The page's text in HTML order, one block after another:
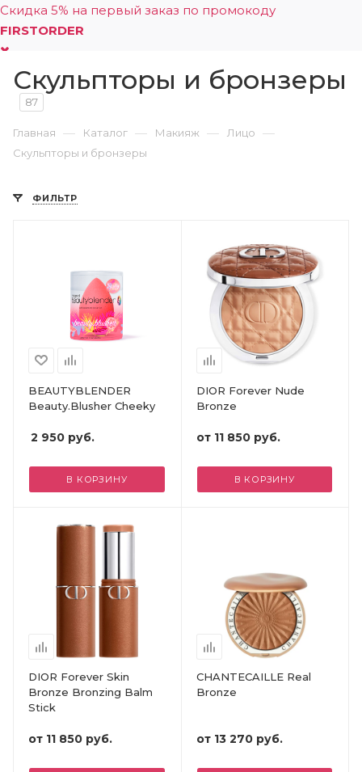
Скидка 5% на первый заказ по промокоду
FIRSTORDER
0
Скульпторы и бронзеры
87
Главная — Каталог — Макияж — Лицо —
Скульпторы и бронзеры
ФИЛЬТР
BEAUTYBLENDER
Beauty.Blusher Cheeky
2 950 руб.
В КОРЗИНУ
DIOR Forever Nude
Bronze
от 11 850 руб.
В КОРЗИНУ
DIOR Forever Skin
Bronze Bronzing Balm
Stick
от 11 850 руб.
CHANTECAILLE Real
Bronze
от 13 270 руб.